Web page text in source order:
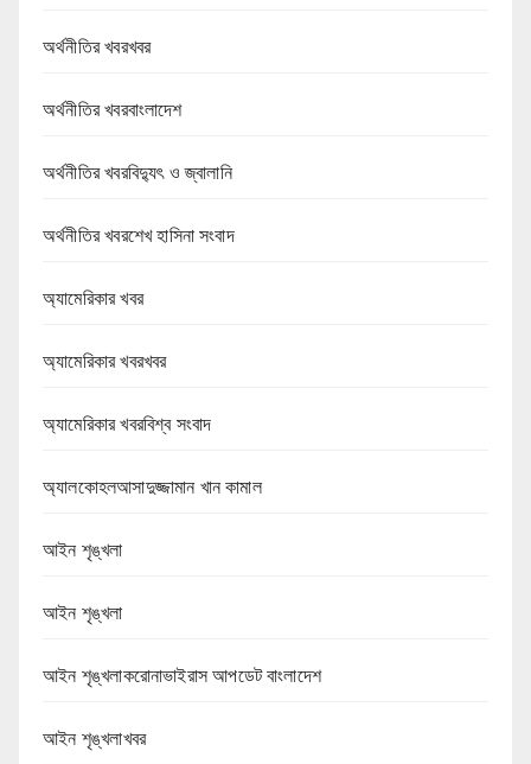
অর্থনীতির খবরখবর
অর্থনীতির খবরবাংলাদেশ
অর্থনীতির খবরবিদ্যুৎ ও জ্বালানি
অর্থনীতির খবরশেখ হাসিনা সংবাদ
অ্যামেরিকার খবর
অ্যামেরিকার খবরখবর
অ্যামেরিকার খবরবিশ্ব সংবাদ
অ্যালকোহলআসাদুজ্জামান খান কামাল
আইন শৃঙ্খলা
আইন শৃঙ্খলা
আইন শৃঙ্খলাকরোনাভাইরাস আপডেট বাংলাদেশ
আইন শৃঙ্খলাখবর